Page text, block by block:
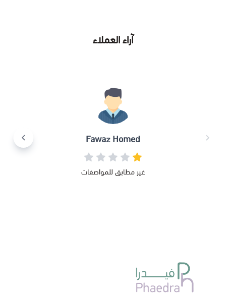
آراء العملاء
Fawaz Homed
غير مطابق للمواصفات